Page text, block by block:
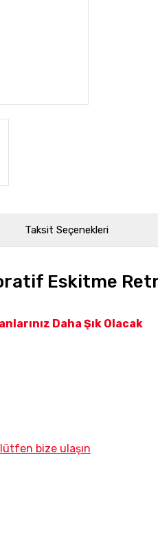
Taksit Seçenekleri
Eskitme
Daha Şık Olacak
bize ulaşın